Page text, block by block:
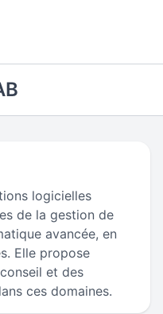
logicielles
de la gestion de
avancée, en
Elle propose
et des
ces domaines.